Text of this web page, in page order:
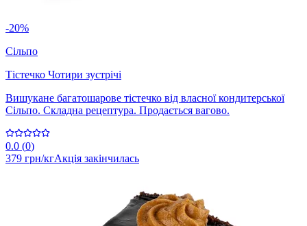
-20%
Сільпо
Тістечко Чотири зустрічі
Вишукане багатошарове тістечко від власної кондитерської
Сільпо. Складна рецептура. Продається вагово.
0.0 (0)
379 грн/кгАкція закінчилась